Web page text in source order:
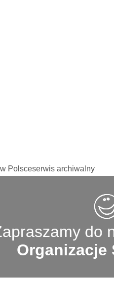
Polsceserwis archiwalny
do
Organizacje